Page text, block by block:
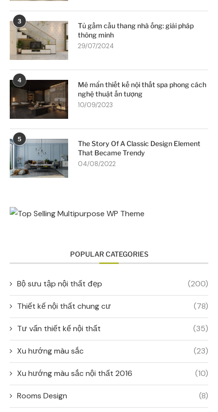
3
Tủ gầm cầu thang nhà ống: giải pháp
thông minh
29/07/2024
4
Mê mẩn thiết kế nội thất spa phong cách
nghệ thuật ấn tượng
10/09/2023
5
The Story Of A Classic Design Element
That Became Trendy
04/08/2022
POPULAR CATEGORIES
Bộ sưu tập nội thất đẹp (200)
Thiết kế nội thất chung cư (78)
Tư vấn thiết kế nội thất (35)
Xu hướng màu sắc (23)
Xu hướng màu sắc nội thất 2016 (10)
Rooms Design (8)